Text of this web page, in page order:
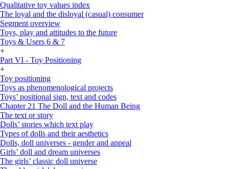
Qualitative toy values index
The loyal and the disloyal (casual) consumer
Segment overview
Toys, play and attitudes to the future
Toys & Users 6 & 7
+
Part VI - Toy Positioning
+
Toy positioning
Toys as phenomenological projects
Toys’ positional sign, text and codes
Chapter 21 The Doll and the Human Being
The text or story
Dolls’ stories which text play
Types of dolls and their aesthetics
Dolls, doll universes - gender and appeal
Girls’ doll and dream universes
The girls’ classic doll universe